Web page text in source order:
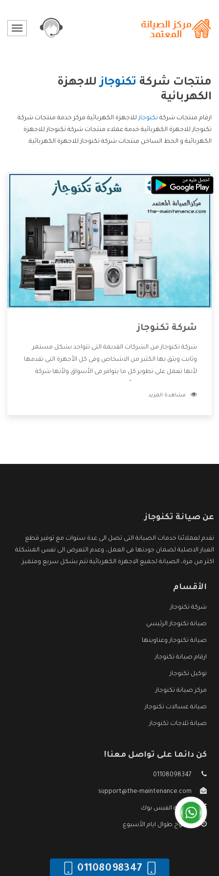
منتجات شركة تكنوجازللاجهزة
الكهربائية
ارقام منتجات شركة تكنوجازللاجهزة الكهربائية مركز خدمة منتجات شركة
تكنوجاز للاجهزة الكهربائية خدمة عملاء منتجات شركة تكنوجاز للاجهزة
الكهربائية و الخط الساخن منتجات شركة تكنوجاز للاجهزة الكهربائية.
شركة تكنوجاز
شركة تكنوجاز من الشركات القديمة التى تتواجد بشكل مستمر
وثابت ويثق بها الكثير من الاشخاص وفى كل الأجهزة التى تقدمها
لأنها تعمل على تطوير كل ما يتوافر فى الأسواق ولأنها شركة
وتقدم للعملاء أقوى العروض والخصومات التى تسهل على
مشاهدة المزيد
عن صيانة تكنوجاز
نقدم لعملائنا خدمات الصيانة التى تصل الى عدة سنوات مع توفير قطع
الغيار الاصلية لضمان جودتها فى العمل، وعدم التعرض الى نفس المشكلة
اكثر من مرة، الصيانة لجميع الاجهزة الكهربائية تتم بشكل سريع ومتميز.
الأقسام
شركة تكنوجاز
صيانة تكنوجاز الرئيسي
صيانة تكنوجاز وعناوينها
ارقام صيانة تكنوجاز
توكيل تكنوجاز
مركز صيانة تكنوجاز
صيانة غسالات تكنوجاز
صيانة ثلاجات تكنوجاز
كن دائما على تواصل معنا!
01108098347
support@the-maintenance.com
صفحة الفيس بوك
مفتوح طوال ايام الأسبوع
01108098347